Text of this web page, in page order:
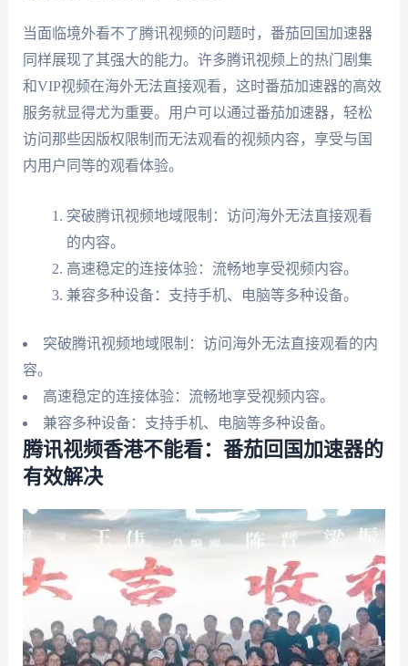
当面临境外看不了腾讯视频的问题时，番茄回国加速器
同样展现了其强大的能力。许多腾讯视频上的热门剧集
和VIP视频在海外无法直接观看，这时番茄加速器的高效
服务就显得尤为重要。用户可以通过番茄加速器，轻松
访问那些因版权限制而无法观看的视频内容，享受与国
内用户同等的观看体验。
突破腾讯视频地域限制：访问海外无法直接观看
的内容。
高速稳定的连接体验：流畅地享受视频内容。
兼容多种设备：支持手机、电脑等多种设备。
突破腾讯视频地域限制：访问海外无法直接观看的内
容。
高速稳定的连接体验：流畅地享受视频内容。
兼容多种设备：支持手机、电脑等多种设备。
腾讯视频香港不能看：番茄回国加速器的
有效解决